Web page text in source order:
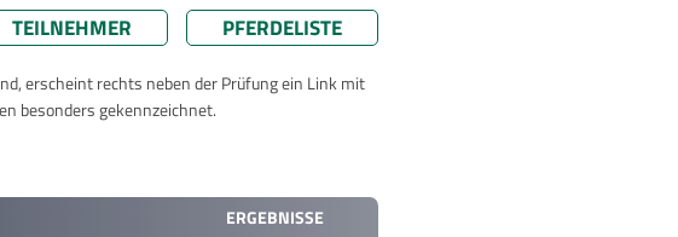
TEILNEHMER PFERDELISTE
erscheint rechts neben der Prüfung ein Link mit
besonders gekennzeichnet.
ERGEBNISSE